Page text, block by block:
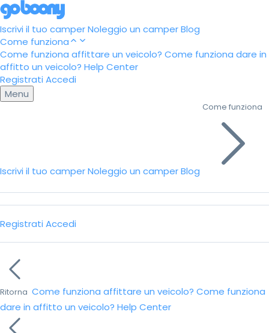
Iscrivi il tuo camperNoleggio un camperBlog
Come funziona
Come funziona affittare un veicolo? Come funziona dare in
affitto un veicolo? Help Center
Registrati Accedi
Menu
Iscrivi il tuo camperNoleggio un camperBlog
Come funziona
Registrati Accedi
Ritorna Come funziona affittare un veicolo? Come funziona
dare in affitto un veicolo? Help Center